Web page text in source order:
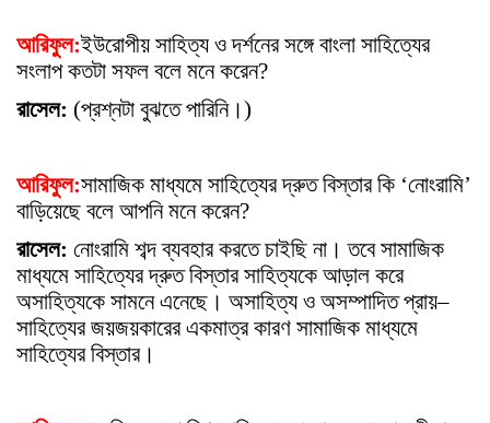
আরিফুল:ইউরোপীয় সাহিত্য ও দর্শনের সঙ্গে বাংলা সাহিত্যের
সংলাপ কতটা সফল বলে মনে করেন?
রাসেল: (প্রশ্নটা বুঝতে পারিনি।)
আরিফুল:সামাজিক মাধ্যমে সাহিত্যের দ্রুত বিস্তার কি ‘নোংরামি’
বাড়িয়েছে বলে আপনি মনে করেন?
রাসেল: নোংরামি শব্দ ব্যবহার করতে চাইছি না। তবে সামাজিক
মাধ্যমে সাহিত্যের দ্রুত বিস্তার সাহিত্যকে আড়াল করে
অসাহিত্যকে সামনে এনেছে। অসাহিত্য ও অসম্পাদিত প্রায়–
সাহিত্যের জয়জয়কারের একমাত্র কারণ সামাজিক মাধ্যমে
সাহিত্যের বিস্তার।